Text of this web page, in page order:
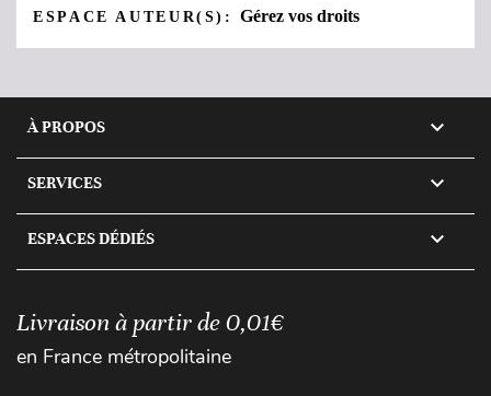
ESPACE AUTEUR(S):Gérez vos droits
À PROPOS 
SERVICES 
ESPACES DÉDIÉS 
Livraison à partir de 0,01€
en France métropolitaine